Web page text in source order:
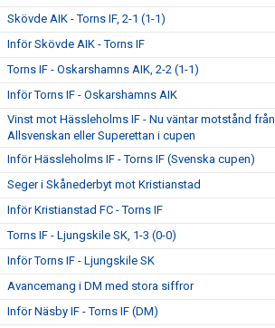
Skövde AIK - Torns IF, 2-1 (1-1)
Inför Skövde AIK - Torns IF
Torns IF - Oskarshamns AIK, 2-2 (1-1)
Inför Torns IF - Oskarshamns AIK
Vinst mot Hässleholms IF - Nu väntar motstånd från
Allsvenskan eller Superettan i cupen
Inför Hässleholms IF - Torns IF (Svenska cupen)
Seger i Skånederbyt mot Kristianstad
Inför Kristianstad FC - Torns IF
Torns IF - Ljungskile SK, 1-3 (0-0)
Inför Torns IF - Ljungskile SK
Avancemang i DM med stora siffror
Inför Näsby IF - Torns IF (DM)